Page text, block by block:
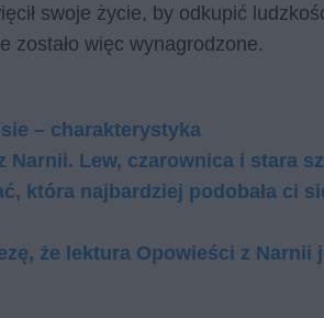
swoje życie, by odkupić
zostało więc wynagrodzone.
– charakterystyka
Narnii. Lew, czarownica i stara
która najbardziej podobała ci
że lektura Opowieści z Narnii